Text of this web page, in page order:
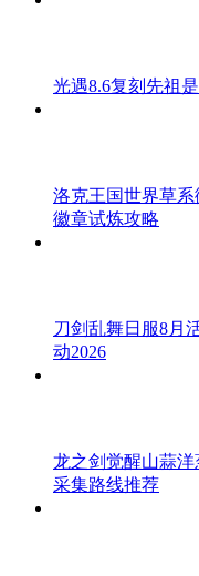
光遇8.6复刻先祖
洛克王国世界草
徽章试炼攻略
刀剑乱舞日服8月
动2026
龙之剑觉醒山蒜
采集路线推荐